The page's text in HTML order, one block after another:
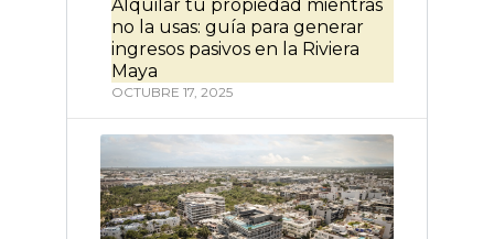
Alquilar tu propiedad mientras
no la usas: guía para generar
ingresos pasivos en la Riviera
Maya
OCTUBRE 17, 2025